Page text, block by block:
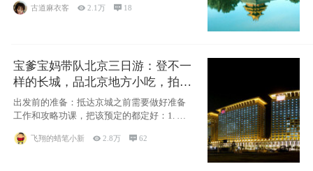
古道麻衣客 2.1万  18
宝爹宝妈带队北京三日游：登不一
样的长城，品北京地方小吃，拍盘
古七星夜景！
出发前的准备：抵达京城之前需要做好准备
工作和攻略功课，把该预定的都定好：1. 酒
飞翔的蜡笔小新 2.8万 62